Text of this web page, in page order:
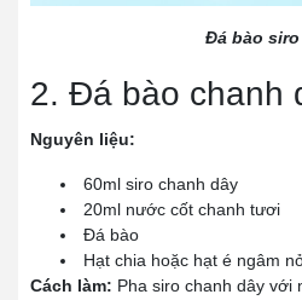
Đá bào
2. Đá bào chanh
Nguyên liệu:
60ml siro chanh dây
20ml nước cốt chanh tươi
Đá bào
Hạt chia hoặc hạt é ngâm
Cách làm: Pha siro chanh dây với